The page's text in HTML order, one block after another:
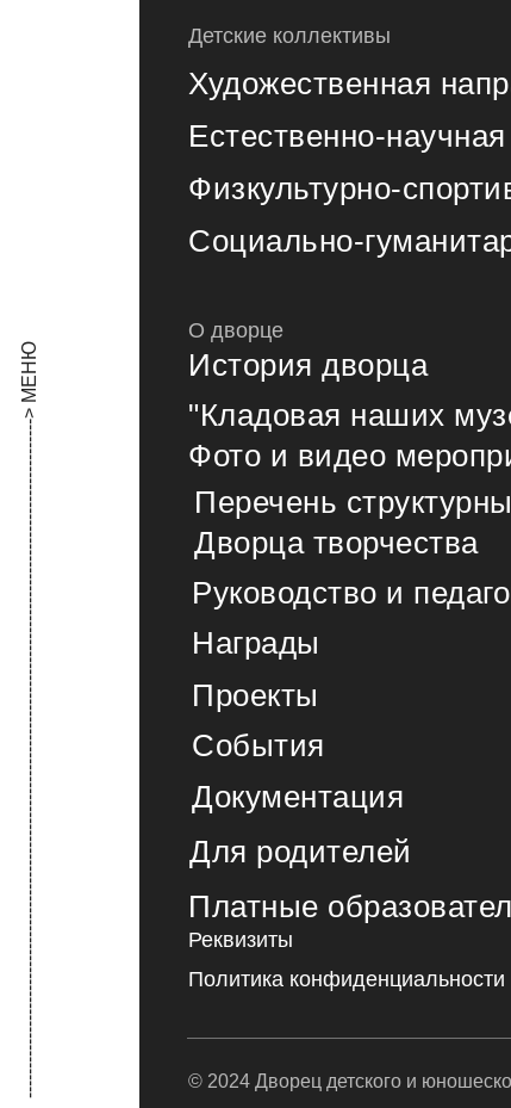
------------------------------------------------------------------------------------------------------------------> МЕНЮ © 2024 Дворец детского и
Политика конфиденциальности
О дворце
Для родителей
Платные
Проекты
События
Документация
Социально-
"Кладовая наших
История дворца
Перечень
Дворца творчества
Художественная
Естественно-
Физкультурно-
Руководство и
Фото и видео
Награды
Детские коллективы
Реквизиты